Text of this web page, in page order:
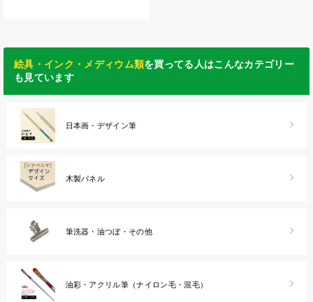
絵具・インク・メディウム類を買ってる人はこんなカテゴリー
も見ています
日本画・デザイン筆
木製パネル
筆洗器・油つぼ・その他
油彩・アクリル筆（ナイロン毛・混毛）